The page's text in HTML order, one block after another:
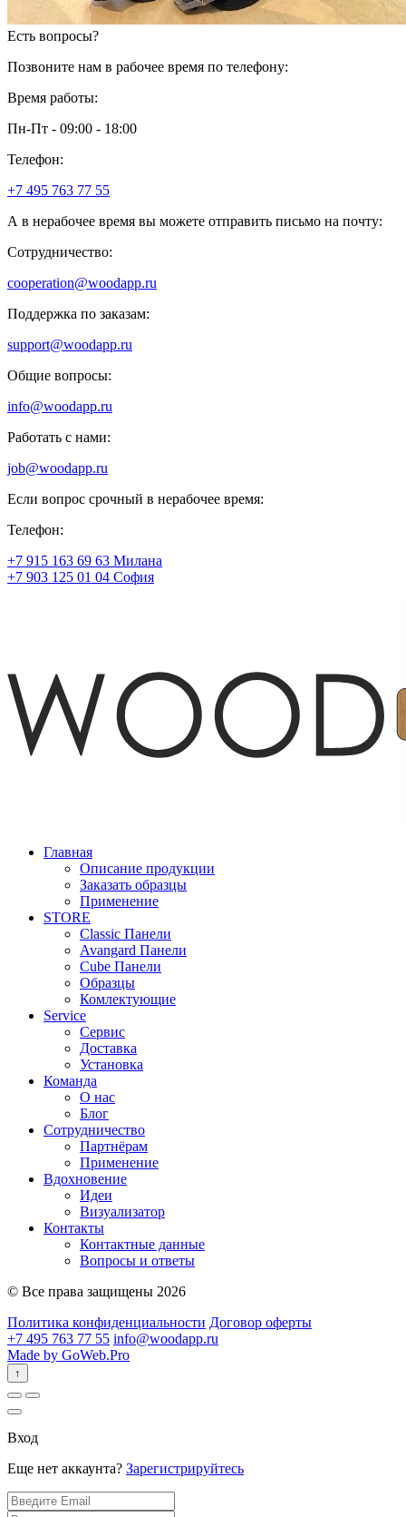
Есть вопросы?
Позвоните нам в рабочее время по телефону:
Время работы:
Пн-Пт - 09:00 - 18:00
Телефон:
+7 495 763 77 55
А в нерабочее время вы можете отправить письмо на почту:
Сотрудничество:
cooperation@woodapp.ru
Поддержка по заказам:
support@woodapp.ru
Общие вопросы:
info@woodapp.ru
Работать с нами:
job@woodapp.ru
Если вопрос срочный в нерабочее время:
Телефон:
+7 915 163 69 63 Милана
+7 903 125 01 04 София
Главная
Описание продукции
Заказать образцы
Применение
STORE
Classic Панели
Avangard Панели
Cube Панели
Образцы
Комлектующие
Service
Сервис
Доставка
Установка
Команда
О нас
Блог
Сотрудничество
Партнёрам
Применение
Вдохновение
Идеи
Визуализатор
Контакты
Контактные данные
Вопросы и ответы
© Все права защищены 2026
Политика конфиденциальности Договор оферты
+7 495 763 77 55 info@woodapp.ru
Made by GoWeb.Pro
↑
Вход
Еще нет аккаунта? Зарегистрируйтесь